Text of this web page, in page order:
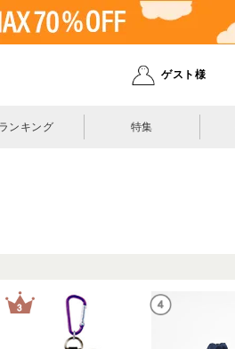
ゲスト様
ランキング 特集